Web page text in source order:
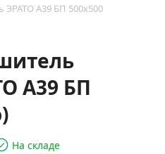
ЭРАТО А39 БП 500x500
А39 БП
На складе